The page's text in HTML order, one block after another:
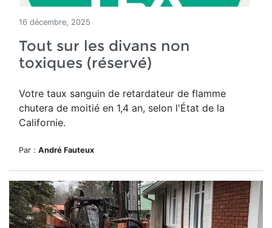
16 décembre, 2025
Tout sur les divans non
toxiques (réservé)
Votre taux sanguin de retardateur de flamme
chutera de moitié en 1,4 an, selon l'État de la
Californie.
Par : André Fauteux